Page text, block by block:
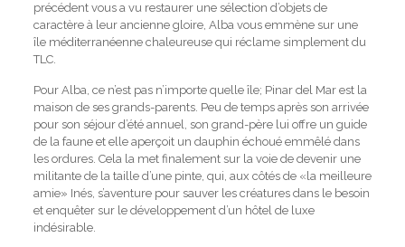
précédent vous a vu restaurer une sélection d’objets de
caractère à leur ancienne gloire, Alba vous emmène sur une
île méditerranéenne chaleureuse qui réclame simplement du
TLC.
Pour Alba, ce n’est pas n’importe quelle île; Pinar del Mar est la
maison de ses grands-parents. Peu de temps après son arrivée
pour son séjour d’été annuel, son grand-père lui offre un guide
de la faune et elle aperçoit un dauphin échoué emmêlé dans
les ordures. Cela la met finalement sur la voie de devenir une
militante de la taille d’une pinte, qui, aux côtés de «la meilleure
amie» Inés, s’aventure pour sauver les créatures dans le besoin
et enquêter sur le développement d’un hôtel de luxe
indésirable.